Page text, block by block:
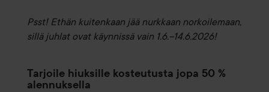
Psst! Ethän kuitenkaan jää nurkkaan norkoilemaan,
sillä juhlat ovat käynnissä vain 1.6.–14.6.2026!
Tarjoile hiuksille kosteutusta jopa 50 %
alennuksella